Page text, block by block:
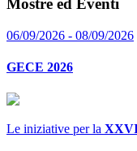
Mostre ed Eventi
06/09/2026 - 08/09/2026
GECE 2026
Le iniziative per la